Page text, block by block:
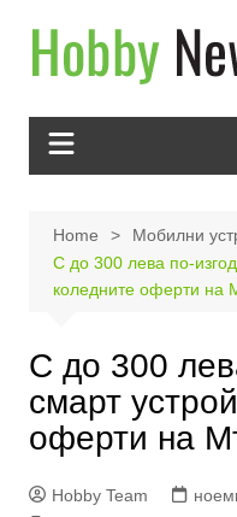
content
Home
Мобилни
С до 300 лева по-
коледните оферти на
С до 300
смарт
оферти на
Hobby Team